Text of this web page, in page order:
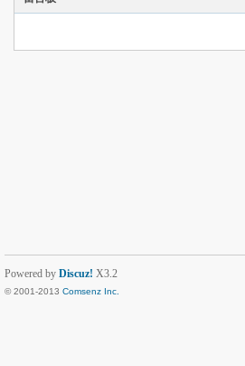
Powered by Discuz! X3.2
© 2001-2013 Comsenz Inc.